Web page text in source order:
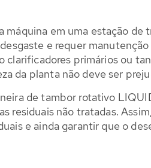
máquina em uma estação de
e requer
clarificadores primários ou
da planta não deve ser
de tambor rotativo
residuais não tratadas.
e ainda garantir que o